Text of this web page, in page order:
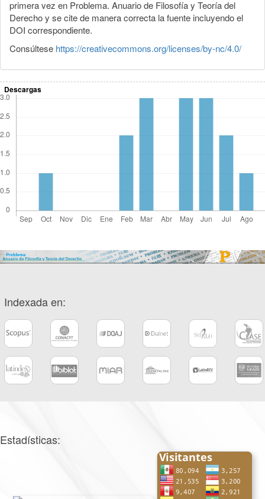
primera vez en Problema. Anuario de Filosofía y Teoría del
Derecho y se cite de manera correcta la fuente incluyendo el
DOI correspondiente.
Consúltese https://creativecommons.org/licenses/by-nc/4.0/
Descargas
Indexada en:
Estadísticas: